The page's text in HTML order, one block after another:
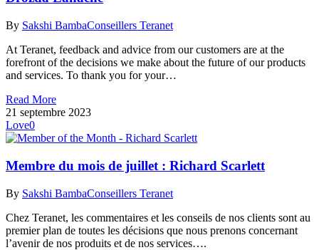
By Sakshi BambaConseillers Teranet
At Teranet, feedback and advice from our customers are at the
forefront of the decisions we make about the future of our products
and services. To thank you for your…
Read More
21 septembre 2023
Love0
Membre du mois de juillet : Richard Scarlett
By Sakshi BambaConseillers Teranet
Chez Teranet, les commentaires et les conseils de nos clients sont au
premier plan de toutes les décisions que nous prenons concernant
l’avenir de nos produits et de nos services….